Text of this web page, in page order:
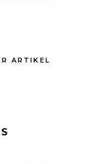
ARTIKEL